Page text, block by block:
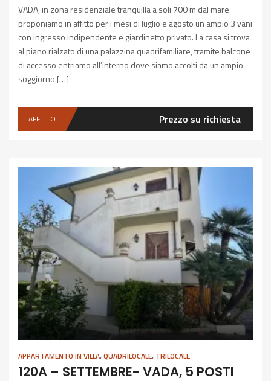
VADA, in zona residenziale tranquilla a soli 700 m dal mare
proponiamo in affitto per i mesi di luglio e agosto un ampio 3 vani
con ingresso indipendente e giardinetto privato. La casa si trova
al piano rialzato di una palazzina quadrifamiliare, tramite balcone
di accesso entriamo all’interno dove siamo accolti da un ampio
soggiorno […]
AFFITTO Prezzo su richiesta
APPARTAMENTO IN VILLA,QUADRILOCALE, TRILOCALE
120A – SETTEMBRE- VADA, 5 POSTI